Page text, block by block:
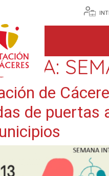
de
de puertas